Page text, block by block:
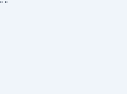
" "